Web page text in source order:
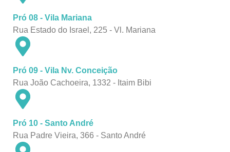
Pró 08 - Vila Mariana
Rua Estado do Israel, 225 - Vl. Mariana
Pró 09 - Vila Nv. Conceição
Rua João Cachoeira, 1332 - Itaim Bibi
Pró 10 - Santo André
Rua Padre Vieira, 366 - Santo André